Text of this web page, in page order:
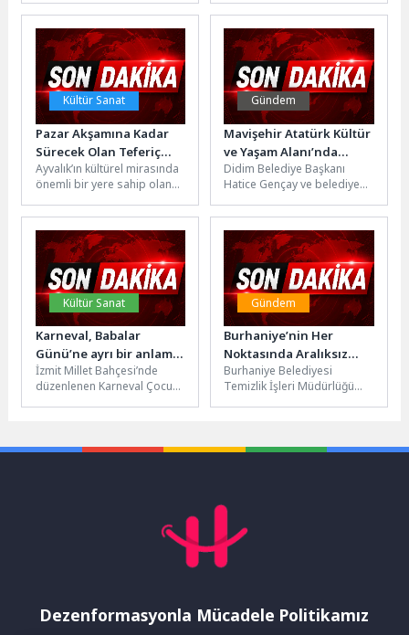
sürekli olarak güncellenen
ve değişen trendleri...
Takımı’nın ilk maç...
Kültür Sanat
Pazar Akşamına Kadar
Sürecek Olan Teferiç
Şenlikleri Başladı
Ayvalık’ın kültürel mirasında
önemli bir yere sahip olan
renkli görüntüleriyle ve
yoğun...
Gündem
Mavişehir Atatürk Kültür
ve Yaşam Alanı’nda
Çalışmalar Tamamlanma
Aşamasına Geldi
Didim Belediye Başkanı
Hatice Gençay ve belediye
Atatürk Kültür ve Yaşam
Alanı’nda...
Kültür Sanat
Karneval, Babalar
Günü’ne ayrı bir anlam
kattı
İzmit Millet Bahçesi’nde
düzenlenen Karneval Çocuk
Gündem
Burhaniye’nin Her
Noktasında Aralıksız
Temizlik Mesaisi
Burhaniye Belediyesi
Temizlik İşleri Müdürlüğü
kapsamlı temizlik...
Dezenformasyonla Mücadele Politikamız